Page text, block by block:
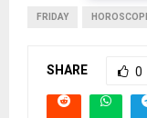
FRIDAY
SHARE 0